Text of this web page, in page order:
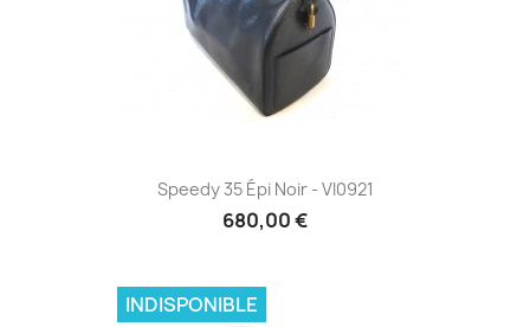
Speedy 35 Épi Noir - VI0921
680,00 €
INDISPONIBLE